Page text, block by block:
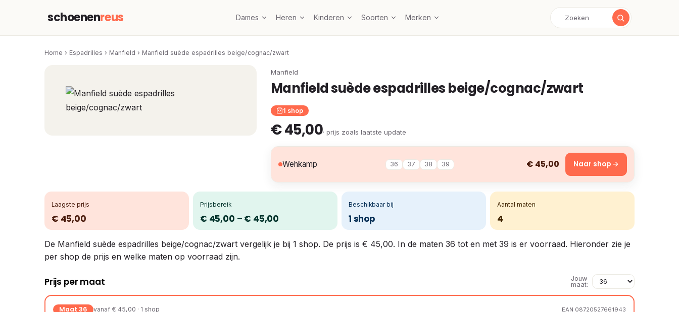
schoenenreus Dames Heren Kinderen Soorten Merken
Home › Espadrilles › Manfield › Manfield suède espadrilles beige/cognac/zwart
Manfield
Manfield suède espadrilles beige/cognac/zwart
1 shop
€ 45,00· prijs zoals laatste update
Wehkamp 36 37 38 39 € 45,00 Naar shop →
Laagste prijs
€ 45,00
Prijsbereik
€ 45,00 – € 45,00
Beschikbaar bij
1 shop
Aantal maten
4
De Manfield suède espadrilles beige/cognac/zwart vergelijk je bij 1 shop. De prijs is € 45,00. In de maten 36 tot en met 39 is er voorraad. Hieronder zie je
per shop de prijs en welke maten op voorraad zijn.
Prijs per maat
Jouw
maat:
Maat 36 vanaf € 45,00 · 1 shop EAN 08720527661943